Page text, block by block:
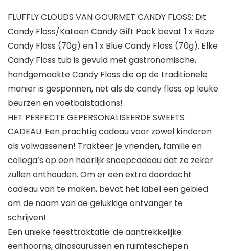
FLUFFLY CLOUDS VAN GOURMET CANDY FLOSS: Dit
Candy Floss/Katoen Candy Gift Pack bevat 1 x Roze
Candy Floss (70g) en 1 x Blue Candy Floss (70g). Elke
Candy Floss tub is gevuld met gastronomische,
handgemaakte Candy Floss die op de traditionele
manier is gesponnen, net als de candy floss op leuke
beurzen en voetbalstadions!
HET PERFECTE GEPERSONALISEERDE SWEETS
CADEAU: Een prachtig cadeau voor zowel kinderen
als volwassenen! Trakteer je vrienden, familie en
collega’s op een heerlijk snoepcadeau dat ze zeker
zullen onthouden. Om er een extra doordacht
cadeau van te maken, bevat het label een gebied
om de naam van de gelukkige ontvanger te
schrijven!
Een unieke feesttraktatie: de aantrekkelijke
eenhoorns, dinosaurussen en ruimteschepen